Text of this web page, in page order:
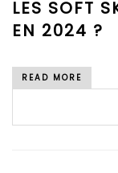
LES SOFT
EN 2024 ?
READ MORE